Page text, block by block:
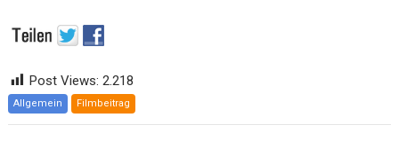
Post Views: 2.218
Allgemein Filmbeitrag